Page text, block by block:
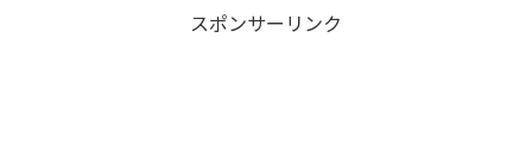
スポンサーリンク